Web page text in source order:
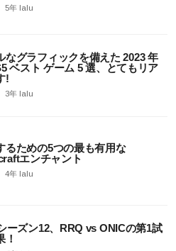
5年 lalu
なグラフィックを備えた 2023 年
ベスト ゲーム 5 選、とてもリア
!
3年 lalu
るための5つの最も有用な
エンチャント
4年 lalu
ーズン12、RRQ vs ONICの第1試
！